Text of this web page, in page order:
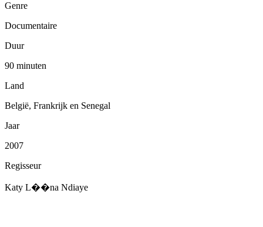
Genre
Documentaire
Duur
90 minuten
Land
België, Frankrijk en Senegal
Jaar
2007
Regisseur
Katy L��na Ndiaye